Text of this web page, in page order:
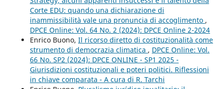
Corte EDU: quando una dichiarazione di
inammissibilità vale una pronuncia di accoglimento ,
DPCE Online: Vol. 64 No. 2 (2024): DPCE Online 2-2024
Enrico Buono, Il ricorso diretto di costituzionalità come
strumento di democrazia climatica , DPCE Online: Vol.
66 No. SP2 (2024): DPCE ONLINE - SP1 2025 -
Giurisdizioni costituzionali e poteri politici. Riflessioni
in chiave comparata - A cura di R. Tarchi